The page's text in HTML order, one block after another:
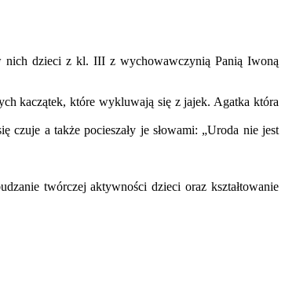
nich dzieci z kl. III z wychowawczynią Panią Iwoną
kaczątek, które wykluwają się z jajek. Agatka która
a także pocieszały je słowami: „Uroda nie jest
twórczej aktywności dzieci oraz kształtowanie